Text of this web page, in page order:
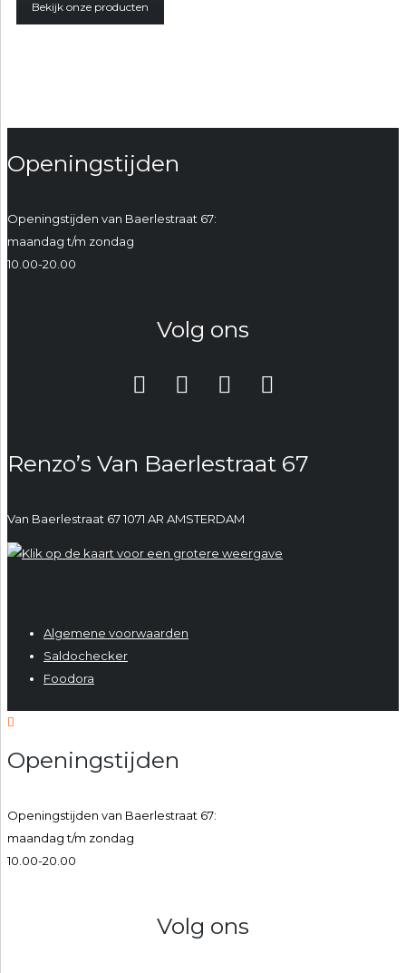
Bekijk onze producten
Openingstijden
Openingstijden van Baerlestraat 67:
maandag t/m zondag
10.00-20.00
Volg ons
Renzo’s Van Baerlestraat 67
Van Baerlestraat 67 1071 AR AMSTERDAM
Algemene voorwaarden
Saldochecker
Foodora
Openingstijden
Openingstijden van Baerlestraat 67:
maandag t/m zondag
10.00-20.00
Volg ons